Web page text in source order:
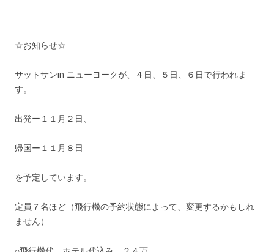
☆お知らせ☆
サットサンin ニューヨークが、４日、５日、６日で行われま
す。
出発ー１１月２日、
帰国ー１１月８日
を予定しています。
定員７名ほど（飛行機の予約状態によって、変更するかもしれ
ません）